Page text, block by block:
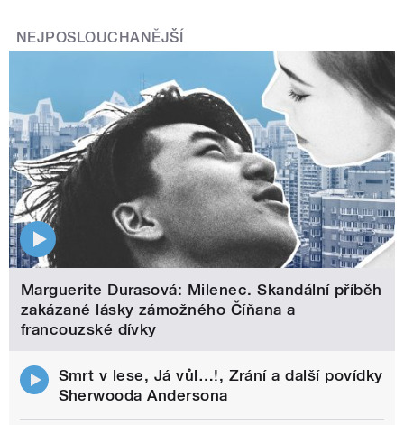
NEJPOSLOUCHANĚJŠÍ
Marguerite Durasová: Milenec. Skandální příběh
zakázané lásky zámožného Číňana a
francouzské dívky
Smrt v lese, Já vůl…!, Zrání a další povídky
Sherwooda Andersona